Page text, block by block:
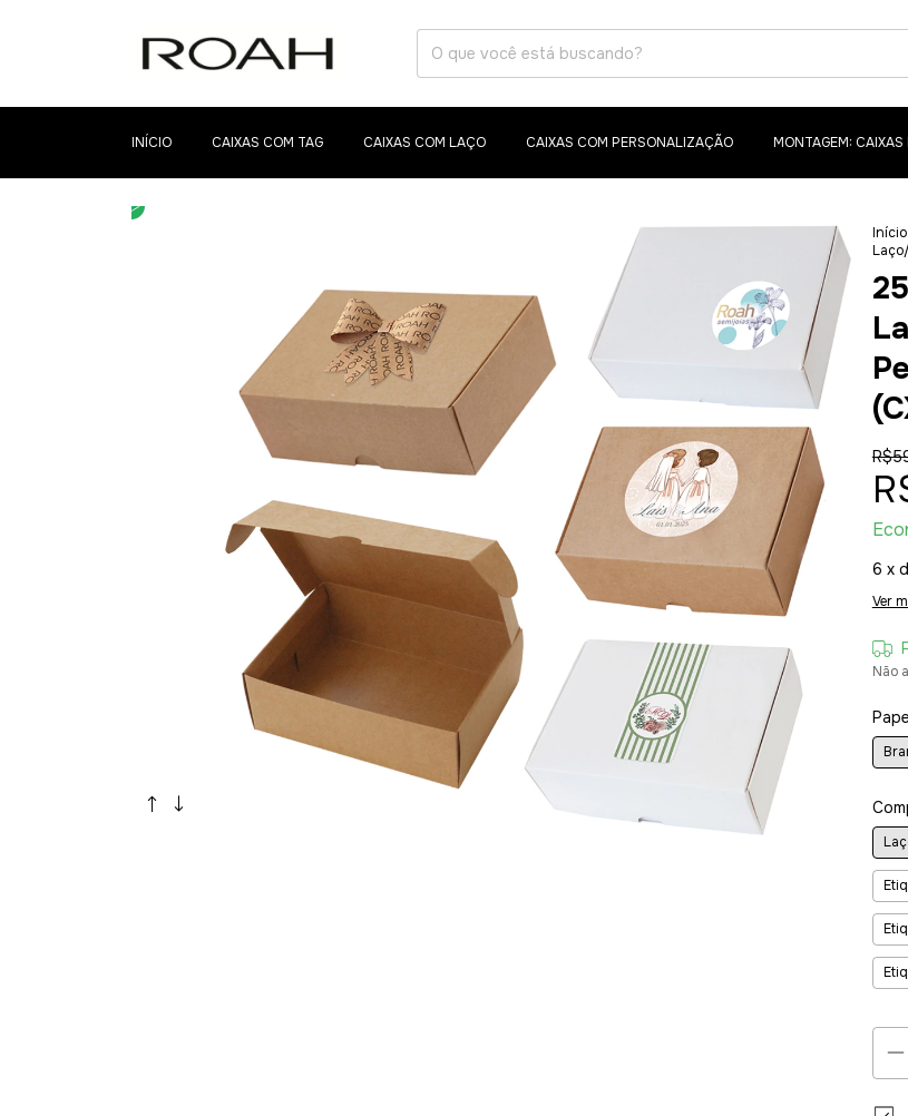
INÍCIO CAIXAS COM TAG CAIXAS COM LAÇO CAIXAS COM PERSONALIZAÇÃO MONTAGEM: CAIXAS
Início
6 x
Ver
Não